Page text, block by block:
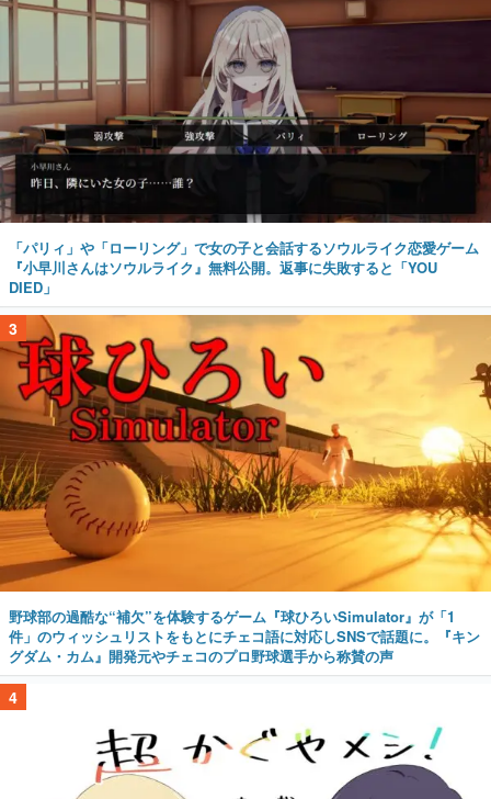
「パリィ」や「ローリング」で女の子と会話するソウルライク恋愛ゲーム
『小早川さんはソウルライク』無料公開。返事に失敗すると「YOU
DIED」
3
野球部の過酷な“補欠”を体験するゲーム『球ひろいSimulator』が「1
件」のウィッシュリストをもとにチェコ語に対応しSNSで話題に。『キン
グダム・カム』開発元やチェコのプロ野球選手から称賛の声
4